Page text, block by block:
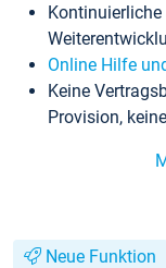
Online Hilfe
Keine
Provision,
Neue Funktion